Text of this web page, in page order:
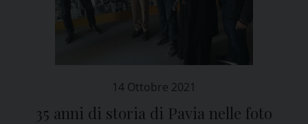
14 Ottobre 2021
35 anni di storia di Pavia nelle foto